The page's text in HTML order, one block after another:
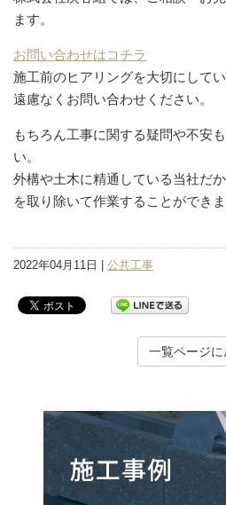
ます。
お問い合わせはコチラ
施工前のヒアリングを大切にして
遠慮なくお問い合わせください。
もちろん工事に関する疑問や不安
い。
外構や土木に精通している当社だ
を取り除いて作業することができま
2022年04月11日 | 公共工事
一覧ページに